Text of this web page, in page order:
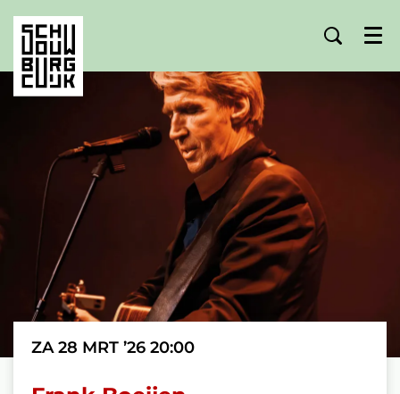
Menu
ZA 28 MRT ’26 20:00